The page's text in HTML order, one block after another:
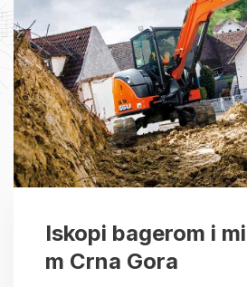
Iskopi bagerom i
m Crna Gora